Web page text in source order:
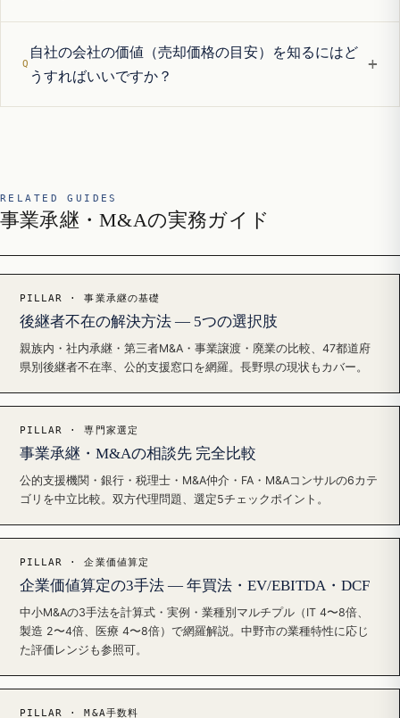
自社の会社の価値（売却価格の目安）を知るにはど
うすればいいですか？
+
RELATED GUIDES
事業承継・M&Aの実務ガイド
PILLAR · 事業承継の基礎
後継者不在の解決方法 — 5つの選択肢
親族内・社内承継・第三者M&A・事業譲渡・廃業の比較、47都道府
県別後継者不在率、公的支援窓口を網羅。長野県の現状もカバー。
PILLAR · 専門家選定
事業承継・M&Aの相談先 完全比較
公的支援機関・銀行・税理士・M&A仲介・FA・M&Aコンサルの6カテ
ゴリを中立比較。双方代理問題、選定5チェックポイント。
PILLAR · 企業価値算定
企業価値算定の3手法 — 年買法・EV/EBITDA・DCF
中小M&Aの3手法を計算式・実例・業種別マルチプル（IT 4〜8倍、
製造 2〜4倍、医療 4〜8倍）で網羅解説。中野市の業種特性に応じ
た評価レンジも参照可。
PILLAR · M&A手数料